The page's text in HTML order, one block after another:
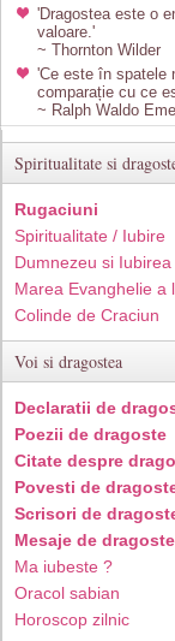
'Dragostea este o
valoare.'
~ Thornton Wilder
'Ce este în spatele
comparație cu ce
~ Ralph Waldo
Spiritualitate si
Rugaciuni
Spiritualitate / Iubire
Dumnezeu si Iubirea
Marea Evanghelie a
Colinde de Craciun
Voi si dragostea
Declaratii de
Poezii de dragoste
Citate despre
Povesti de
Scrisori de
Mesaje de dragoste
Ma iubeste ?
Oracol sabian
Horoscop zilnic